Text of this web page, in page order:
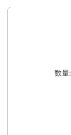
数量: